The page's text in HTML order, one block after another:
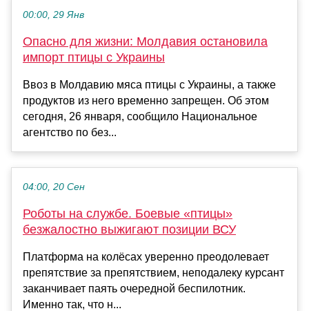
00:00, 29 Янв
Опасно для жизни: Молдавия остановила
импорт птицы с Украины
Ввоз в Молдавию мяса птицы с Украины, а также
продуктов из него временно запрещен. Об этом
сегодня, 26 января, сообщило Национальное
агентство по без...
04:00, 20 Сен
Роботы на службе. Боевые «птицы»
безжалостно выжигают позиции ВСУ
Платформа на колёсах уверенно преодолевает
препятствие за препятствием, неподалеку курсант
заканчивает паять очередной беспилотник.
Именно так, что н...